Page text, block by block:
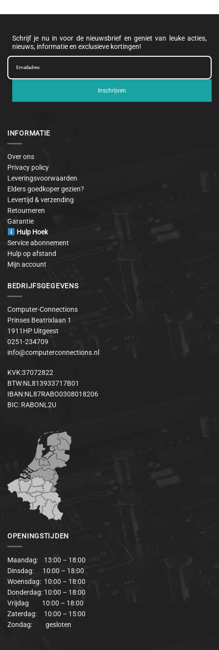
Schrijf je nu in voor de nieuwsbrief en geniet van leuke acties,
nieuws, informatie en exclusieve kortingen!
Inschrijven
INFORMATIE
Over ons
Privacy policy
Leveringsvoorwaarden
Elders goedkoper gezien?
Levertijd & verzending
Retourneren
Garantie
Hulp Hoek
Service abonnement
Hulp op afstand
Mijn account
BEDRIJFSGEGEVENS
Computer-Connections
Prinses Beatrixlaan 1
1911HP Uitgeest
0251-234709
info@computerconnections.nl
KVK:37072822
BTW:NL813933717B01
IBAN:NL87RABO0308018206
BIC: RABONL2U
OPENINGSTIJDEN
Maandag: 13:00 – 18:00
Dinsdag: 10:00 – 18:00
Woensdag: 10:00 – 18:00
Donderdag: 10:00 – 18:00
Vrijdag 10:00 – 18:00
Zaterdag: 10:00 – 15:00
Zondag: gesloten